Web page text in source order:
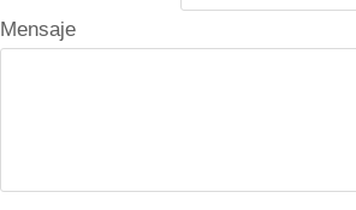
m
E
Mensaje